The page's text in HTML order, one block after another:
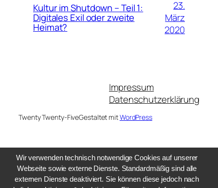
Kultur im Shutdown – Teil 1:
Digitales Exil oder zweite
Heimat?
23.
März
2020
Impressum
Datenschutzerklärung
Twenty Twenty-FiveGestaltet mitWordPress
Wir verwenden technisch notwendige Cookies auf unserer
Webseite sowie externe Dienste. Standardmäßig sind alle
externen Dienste deaktiviert. Sie können diese jedoch nach